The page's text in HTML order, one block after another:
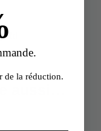
aussi…
de la réduction.